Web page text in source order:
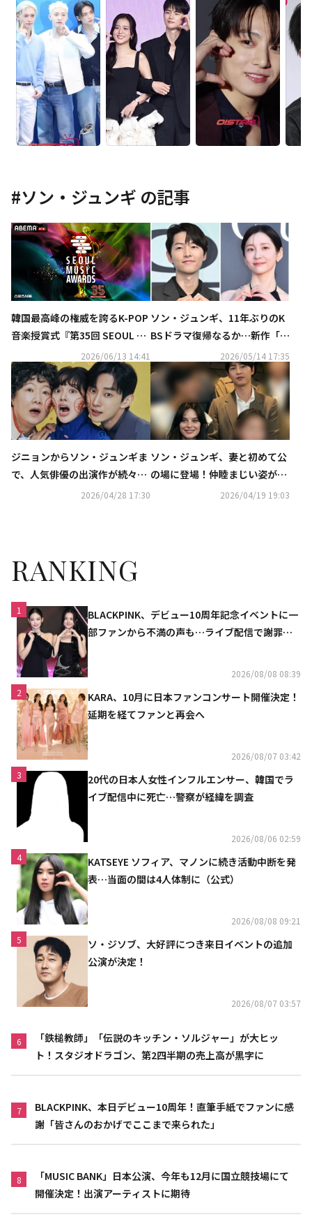
#ソン・ジュンギ の記事
韓国最高峰の権威を誇るK-POP
音楽授賞式『第35回 SEOUL M
USIC AWARDS』2026年6月20
日（土）夜6時より、「ABEM
A」にて日韓同時・独占無料生
中継が決定
2026/06/13 14:41
ソン・ジュンギ、11年ぶりのK
BSドラマ復帰なるか…新作「ラ
ブクラウド」2027年上半期に放
送へ
2026/05/14 17:35
ジニョンからソン・ジュンギま
で、人気俳優の出演作が続々！
ソ・イングクのファンコンも…
2026/04/28 17:30
ソン・ジュンギ、妻と初めて公
の場に登場！仲睦まじい姿が話
2026/04/19 19:03
RANKING
1
BLACKPINK、デビュー10周年記念イベントに一
部ファンから不満の声も…ライブ配信で謝罪
2026/08/08 08:39
2
KARA、10月に日本ファンコンサート開催決定！
延期を経てファンと再会へ
2026/08/07 03:42
3
20代の日本人女性インフルエンサー、韓国でラ
イブ配信中に死亡…警察が経緯を調査
2026/08/06 02:59
4
KATSEYE ソフィア、マノンに続き活動中断を発
表…当面の間は4人体制に（公式）
2026/08/08 09:21
5
ソ・ジソブ、大好評につき来日イベントの追加
公演が決定！
2026/08/07 03:57
6
「鉄槌教師」「伝説のキッチン・ソルジャー」が大ヒッ
ト！スタジオドラゴン、第2四半期の売上高が黒字に
7
BLACKPINK、本日デビュー10周年！直筆手紙でファンに感
謝「皆さんのおかげでここまで来られた」
8
「MUSIC BANK」日本公演、今年も12月に国立競技場にて
開催決定！出演アーティストに期待